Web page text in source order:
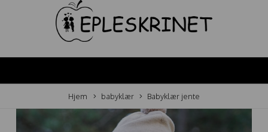
Hjem babyklær Babyklær jente